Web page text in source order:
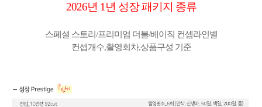
2026년 1년 성장 패키지 종류
스페셜 스토리/프리미엄 더블/베이직 컨셉라인별
컨셉개수,촬영회차,상품구성 기준